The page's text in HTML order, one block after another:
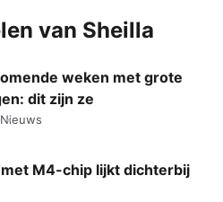
van Sheilla
weken met grote
dit zijn ze
Nieuws
M4-chip lijkt dichterbij